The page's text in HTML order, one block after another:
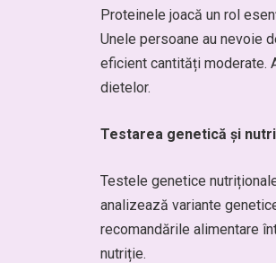
Proteinele joacă un rol
Unele persoane au nevoie
eficient cantități moderate.
dietelor.
Testarea genetică și
Testele genetice
analizează variante
recomandările alimentare
nutriție.